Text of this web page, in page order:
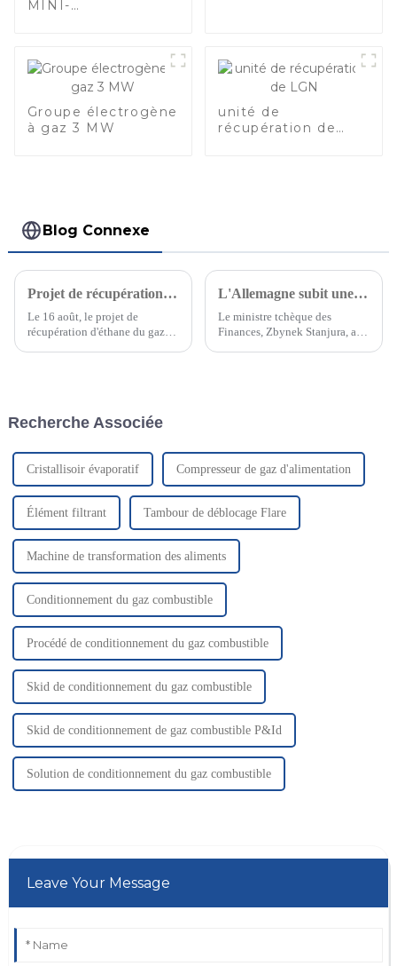
MINI-
Groupe électrogène
à gaz 3 MW
unité de
récupération de
Blog Connexe
Projet de récupération d'éthane de gaz naturel du champ pétrolifère de Tarim
Le 16 août, le projet de
récupération d'éthane du gaz
été produits...
L'Allemagne subit une pression croissante pour accepter le plafond des prix du gaz naturel
Le ministre tchèque des
Finances, Zbynek Stanjura, a
naturel.
Recherche Associée
Cristallisoir évaporatif Compresseur de gaz d'alimentation
Élément filtrant Tambour de déblocage Flare
Machine de transformation des aliments
Conditionnement du gaz combustible
Procédé de conditionnement du gaz combustible
Skid de conditionnement du gaz combustible
Skid de conditionnement de gaz combustible P&Id
Solution de conditionnement du gaz combustible
Leave Your Message